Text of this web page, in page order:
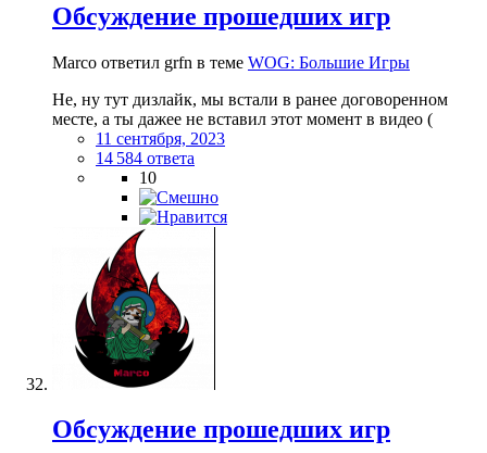
Обсуждение прошедших игр
Marco ответил grfn в теме WOG: Большие Игры
Не, ну тут дизлайк, мы встали в ранее договоренном
месте, а ты дажее не вставил этот момент в видео (
11 сентября, 2023
14 584 ответа
10
Обсуждение прошедших игр